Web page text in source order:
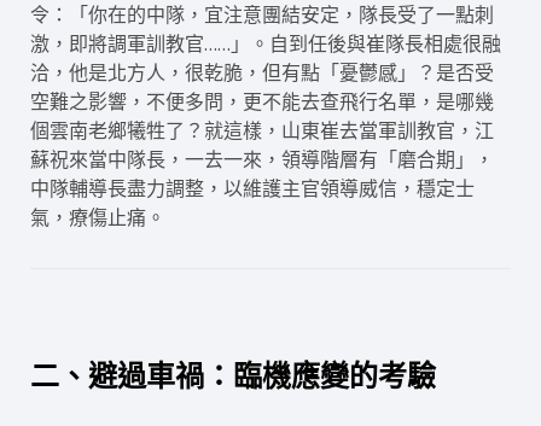
令：「你在的中隊，宜注意團結安定，隊長受了一點刺
激，即將調軍訓教官……」。自到任後與崔隊長相處很融
洽，他是北方人，很乾脆，但有點「憂鬱感」？是否受
空難之影響，不便多問，更不能去查飛行名單，是哪幾
個雲南老鄉犧牲了？就這樣，山東崔去當軍訓教官，江
蘇祝來當中隊長，一去一來，領導階層有「磨合期」，
中隊輔導長盡力調整，以維護主官領導威信，穩定士
氣，療傷止痛。
二、避過車禍：臨機應變的考驗